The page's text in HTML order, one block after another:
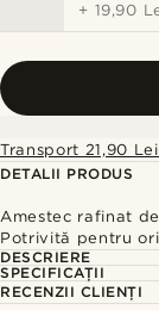
+ 19,90
Transport 21,90
DETALII PRODUS
Amestec rafinat
Potrivită pentru
DESCRIERE
SPECIFICAȚII
RECENZII CLIENȚI